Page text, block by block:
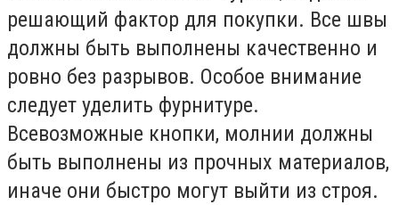
решающий фактор для покупки. Все швы
должны быть выполнены качественно и
ровно без разрывов. Особое внимание
следует уделить фурнитуре.
Всевозможные кнопки, молнии должны
быть выполнены из прочных материалов,
иначе они быстро могут выйти из строя.